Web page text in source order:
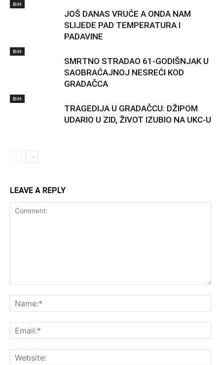
BiH
JOŠ DANAS VRUĆE A ONDA NAM
SLIJEDE PAD TEMPERATURA I
PADAVINE
BiH
SMRTNO STRADAO 61-GODIŠNJAK U
SAOBRAĆAJNOJ NESREĆI KOD
GRADAČCA
BiH
TRAGEDIJA U GRADAČCU: DŽIPOM
UDARIO U ZID, ŽIVOT IZUBIO NA UKC-U
LEAVE A REPLY